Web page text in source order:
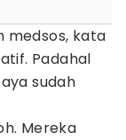
medsos, kata
Padahal
sudah
Mereka